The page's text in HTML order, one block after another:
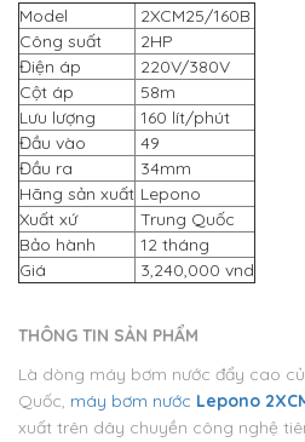
Model
2XCM25/160B
Công suất
2HP
Điện áp
220V/380V
Cột áp
58m
Lưu lượng
160 lít/phút
Đầu vào
49
Đầu ra
34mm
Hãng sản xuất Lepono
Xuất xứ
Trung Quốc
Bảo hành
12 tháng
Giá
3,240,000 vnd
THÔNG TIN SẢN PHẨM
Là dòng máy bơm nước đẩy cao
Quốc, máy bơm nước Lepono
xuất trên dây chuyền công nghệ